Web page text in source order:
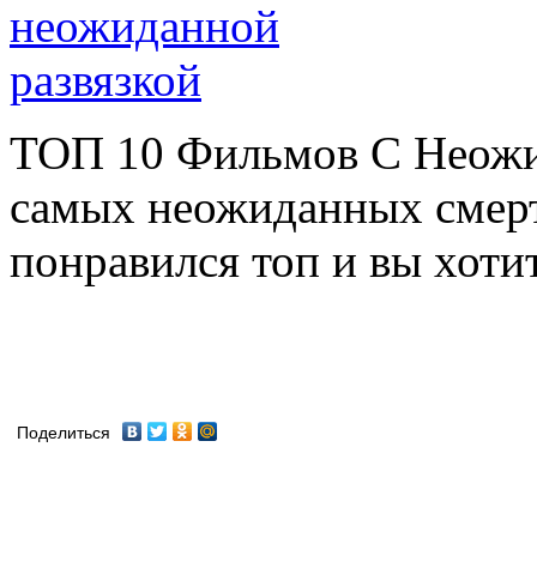
ТОП 10 Фильмов С
самых неожиданных
понравился топ и вы
Поделиться